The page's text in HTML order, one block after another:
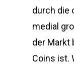
durch die
medial
der Markt
Coins ist.